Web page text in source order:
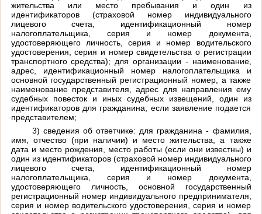
жительства или место пребывания и один из
идентификаторов (страховой номер индивидуального
лицевого счета, идентификационный номер
налогоплательщика, серия и номер документа,
удостоверяющего личность, серия и номер водительского
удостоверения, серия и номер свидетельства о регистрации
транспортного средства); для организации - наименование,
адрес, идентификационный номер налогоплательщика и
основной государственный регистрационный номер, а также
наименование представителя, адрес для направления ему
судебных повесток и иных судебных извещений, один из
идентификаторов для гражданина, если заявление подается
представителем;
3) сведения об ответчике: для гражданина - фамилия,
имя, отчество (при наличии) и место жительства, а также
дата и место рождения, место работы (если они известны) и
один из идентификаторов (страховой номер индивидуального
лицевого счета, идентификационный номер
налогоплательщика, серия и номер документа,
удостоверяющего личность, основной государственный
регистрационный номер индивидуального предпринимателя,
серия и номер водительского удостоверения, серия и номер